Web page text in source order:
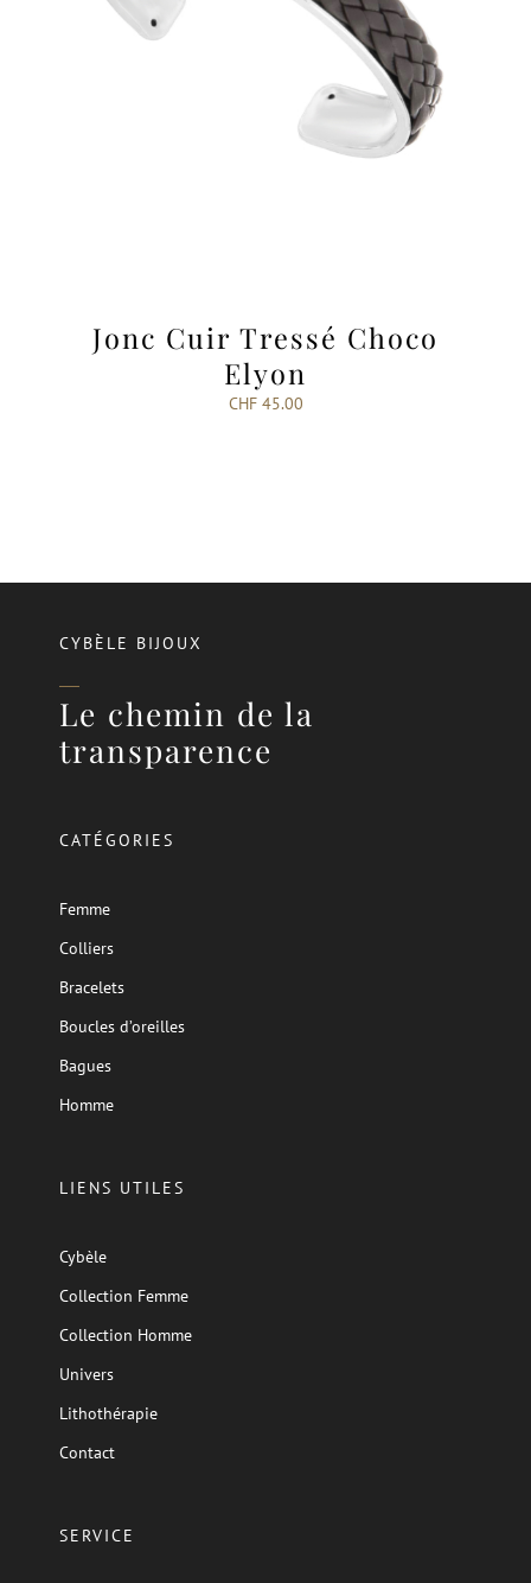
Jonc Cuir Tressé Choco
Elyon
CHF45.00
CYBÈLE BIJOUX
Le chemin de la
transparence
CATÉGORIES
Femme
Colliers
Bracelets
Boucles d’oreilles
Bagues
Homme
LIENS UTILES
Cybèle
Collection Femme
Collection Homme
Univers
Lithothérapie
Contact
SERVICE